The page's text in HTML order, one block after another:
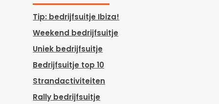
Tip: bedrijfsuitje Ibiza!
Weekend bedrijfsuitje
Uniek bedrijfsuitje
Bedrijfsuitje top 10
Strandactiviteiten
Rally bedrijfsuitje